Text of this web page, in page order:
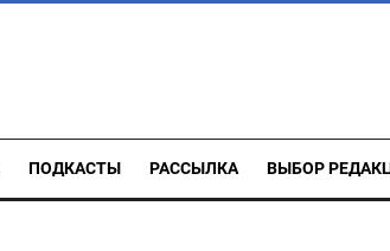
ПОДКАСТЫ РАССЫЛКА ВЫБОР